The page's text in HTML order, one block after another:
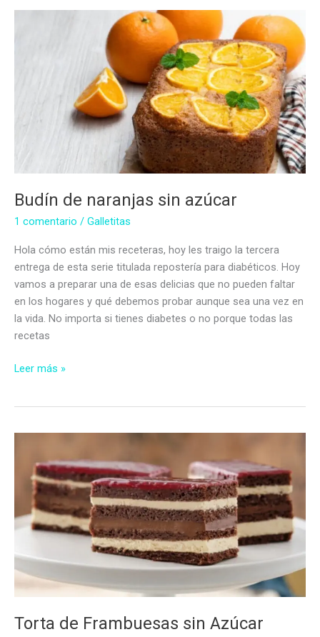
crema
Budín de naranjas sin azúcar
1 comentario / Galletitas
Hola cómo están mis receteras, hoy les traigo la tercera
entrega de esta serie titulada repostería para diabéticos. Hoy
vamos a preparar una de esas delicias que no pueden faltar
en los hogares y qué debemos probar aunque sea una vez en
la vida. No importa si tienes diabetes o no porque todas las
recetas
Budín
azúcar
Leer más »
Torta de Frambuesas sin Azúcar